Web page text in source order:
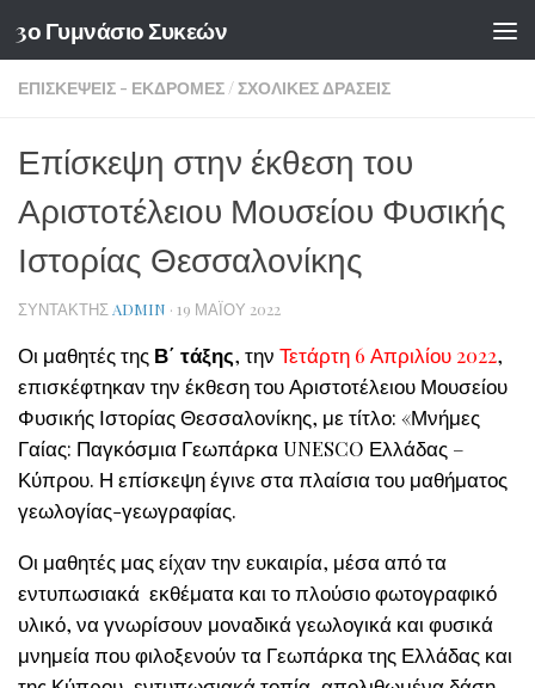
Skip to content
3ο Γυμνάσιο Συκεών
ΕΠΙΣΚΈΨΕΙΣ - ΕΚΔΡΟΜΈΣ/ΣΧΟΛΙΚΈΣ ΔΡΆΣΕΙΣ
Επίσκεψη στην έκθεση του
Αριστοτέλειου Μουσείου Φυσικής
Ιστορίας Θεσσαλονίκης
ΣΥΝΤΆΚΤΗΣ ADMIN · 19 ΜΑΪ́ΟΥ 2022
Οι μαθητές της Β΄ τάξης, την Τετάρτη 6 Απριλίου 2022,
επισκέφτηκαν την έκθεση του Αριστοτέλειου Μουσείου
Φυσικής Ιστορίας Θεσσαλονίκης, με τίτλο: «Μνήμες
Γαίας: Παγκόσμια Γεωπάρκα UNESCO Ελλάδας –
Κύπρου. Η επίσκεψη έγινε στα πλαίσια του μαθήματος
γεωλογίας-γεωγραφίας.
Οι μαθητές μας είχαν την ευκαιρία, μέσα από τα
εντυπωσιακά εκθέματα και το πλούσιο φωτογραφικό
υλικό, να γνωρίσουν μοναδικά γεωλογικά και φυσικά
μνημεία που φιλοξενούν τα Γεωπάρκα της Ελλάδας και